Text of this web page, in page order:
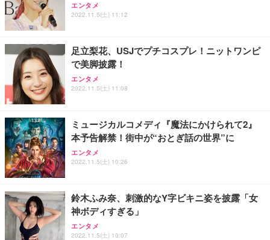
エンタメ
2022.11.5(土) 11:12
足立梨花、USJでプチコスプレ！ニットワンピ
で美脚披露！
エンタメ
2022.11.5(土) 11:08
ミュージカルコメディ『魔法にかけられて2』
本予告解禁！街中が“おとぎ話の世界”に
エンタメ
2022.11.5(土) 10:26
鈴木ふみ奈、刺激的なY字ビキニ姿を披露「女
神ボディすぎる」
エンタメ
2022.11.5(土) 10:07